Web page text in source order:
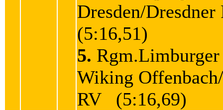
Dresden/
(5:16,51)
5.
Wiking
RV (5:16,69)